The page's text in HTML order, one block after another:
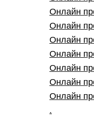
Онлайн
Онлайн
Онлайн
Онлайн
Онлайн
Онлайн
Онлайн
.